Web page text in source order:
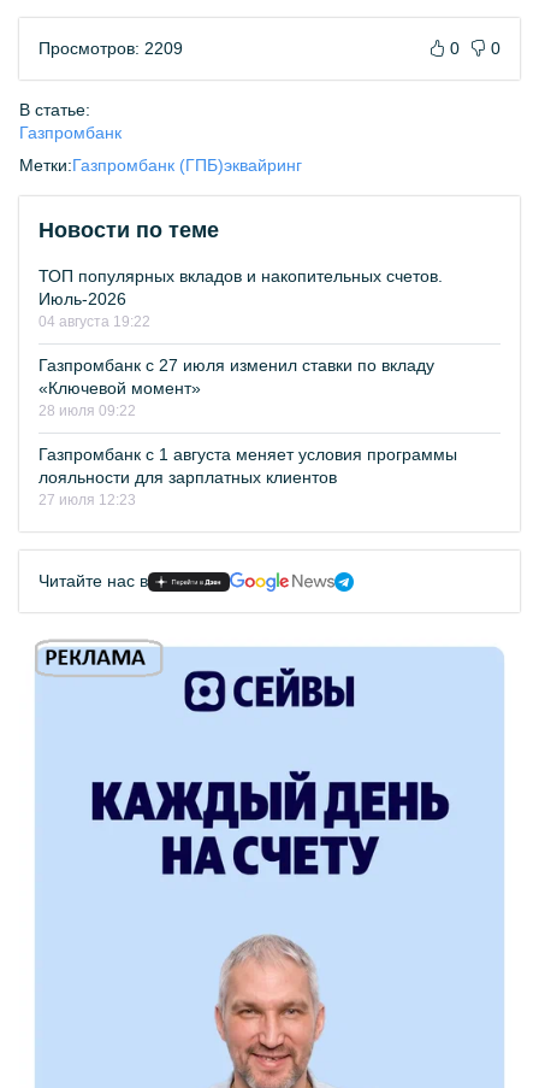
Просмотров: 2209 0 0
В статье:
Газпромбанк
Метки:Газпромбанк (ГПБ)эквайринг
Новости по теме
ТОП популярных вкладов и накопительных счетов.
Июль-2026
04 августа 19:22
Газпромбанк с 27 июля изменил ставки по вкладу
«Ключевой момент»
28 июля 09:22
Газпромбанк с 1 августа меняет условия программы
лояльности для зарплатных клиентов
27 июля 12:23
Читайте нас в